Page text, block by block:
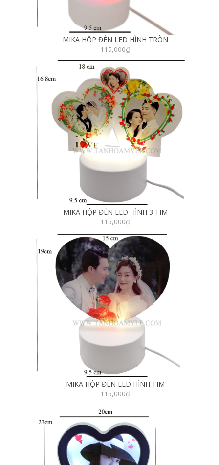
MIKA HỘP ĐÈN LED HÌNH TRÒN
115,000₫
MIKA HỘP ĐÈN LED HÌNH 3 TIM
115,000₫
MIKA HỘP ĐÈN LED HÌNH TIM
115,000₫